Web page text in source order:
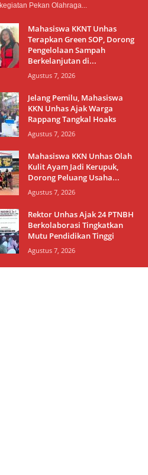
Pekan Olahraga...
Mahasiswa KKNT Unhas
Terapkan Green SOP, Dorong
Pengelolaan Sampah
Berkelanjutan di...
Agustus 7, 2026
Jelang Pemilu, Mahasiswa
KKN Unhas Ajak Warga
Rappang Tangkal Hoaks
Agustus 7, 2026
Mahasiswa KKN Unhas Olah
Kulit Ayam Jadi Kerupuk,
Dorong Peluang Usaha...
Agustus 7, 2026
Rektor Unhas Ajak 24 PTNBH
Berkolaborasi Tingkatkan
Mutu Pendidikan Tinggi
Agustus 7, 2026